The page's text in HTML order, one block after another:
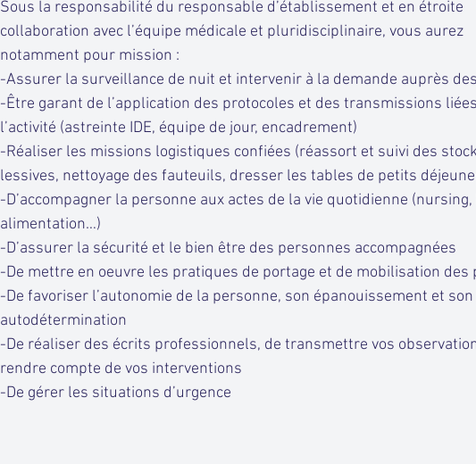
Sous la responsabilité du responsable d’établissement et en étroite
collaboration avec l’équipe médicale et pluridisciplinaire, vous aurez
notamment pour mission :
-Assurer la surveillance de nuit et intervenir à la demande auprès
-Être garant de l’application des protocoles et des transmissions
l’activité (astreinte IDE, équipe de jour, encadrement)
-Réaliser les missions logistiques confiées (réassort et suivi des
lessives, nettoyage des fauteuils, dresser les tables de petits
-D’accompagner la personne aux actes de la vie quotidienne
alimentation…)
-D’assurer la sécurité et le bien être des personnes accompagnées
-De mettre en oeuvre les pratiques de portage et de mobilisation des
-De favoriser l’autonomie de la personne, son épanouissement et son
autodétermination
-De réaliser des écrits professionnels, de transmettre vos
rendre compte de vos interventions
-De gérer les situations d’urgence